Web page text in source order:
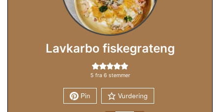
Lavkarbo fiskegrateng
5 fra 6 stemmer
Pin Vurdering